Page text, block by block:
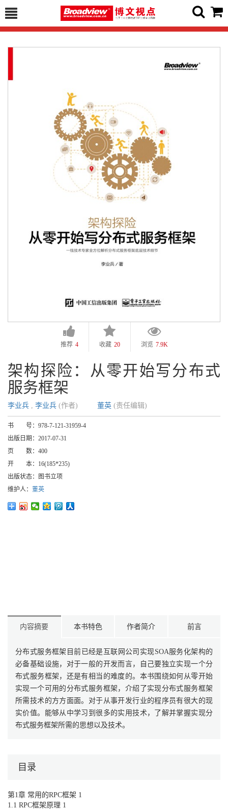
推荐 4 收藏 20 浏览 7.9K
架构探险：从零开始写分布式
服务框架
李业兵 , 李业兵 (作者) 董英 (责任编辑)
书 号： 978-7-121-31959-4
出版日期： 2017-07-31
页 数： 400
开 本： 16(185*235)
出版状态：
图书立项
维护人： 董英
内容摘要 本书特色 作者简介 前言
分布式服务框架目前已经是互联网公司实现SOA服务化架构的
必备基础设施，对于一般的开发而言，自己要独立实现一个分
布式服务框架，还是有相当的难度的。本书围绕如何从零开始
实现一个可用的分布式服务框架，介绍了实现分布式服务框架
所需技术的方方面面。对于从事开发行业的程序员有很大的现
实价值。能够从中学习到很多的实用技术，了解并掌握实现分
布式服务框架所需的思想以及技术。
目录
第1章 常用的RPC框架 1
1.1 RPC框架原理 1